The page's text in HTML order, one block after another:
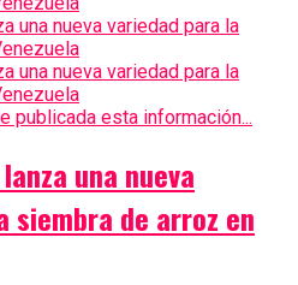
publicada esta información...
una nueva
siembra de arroz en